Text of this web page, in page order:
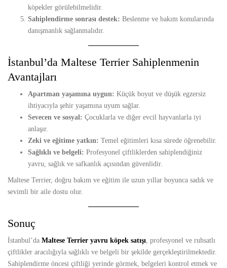
köpekler görülebilmelidir.
Sahiplendirme sonrası destek: Beslenme ve bakım konularında
danışmanlık sağlanmalıdır.
İstanbul’da Maltese Terrier Sahiplenmenin
Avantajları
Apartman yaşamına uygun: Küçük boyut ve düşük egzersiz
ihtiyacıyla şehir yaşamına uyum sağlar.
Sevecen ve sosyal: Çocuklarla ve diğer evcil hayvanlarla iyi
anlaşır.
Zeki ve eğitime yatkın: Temel eğitimleri kısa sürede öğrenebilir.
Sağlıklı ve belgeli: Profesyonel çiftliklerden sahiplendiğiniz
yavru, sağlık ve safkanlık açısından güvenlidir.
Maltese Terrier, doğru bakım ve eğitim ile uzun yıllar boyunca sadık ve
sevimli bir aile dostu olur.
Sonuç
İstanbul’da Maltese Terrier yavru köpek satışı, profesyonel ve ruhsatlı
çiftlikler aracılığıyla sağlıklı ve belgeli bir şekilde gerçekleştirilmektedir.
Sahiplendirme öncesi çiftliği yerinde görmek, belgeleri kontrol etmek ve